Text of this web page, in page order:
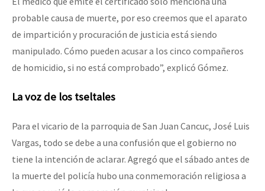
probable causa de muerte, por eso creemos que el aparato
de impartición y procuración de justicia está siendo
manipulado. Cómo pueden acusar a los cinco compañeros
de homicidio, si no está comprobado”, explicó Gómez.
La voz de los tseltales
Para el vicario de la parroquia de San Juan Cancuc, José Luis
Vargas, todo se debe a una confusión que el gobierno no
tiene la intención de aclarar. Agregó que el sábado antes de
la muerte del policía hubo una conmemoración religiosa a